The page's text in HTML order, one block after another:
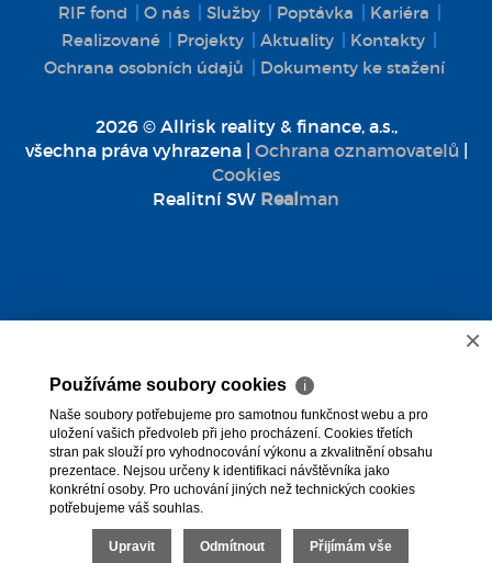
RIF fond O nás Služby Poptávka
Kariéra
Realizované
Projekty Aktuality
Kontakty
Ochrana osobních údajů
Dokumenty ke stažení
2026 © Allrisk reality & finance, a.s.,
všechna práva vyhrazena | Ochrana oznamovatelů |
Cookies
Realitní SW Realman
×
Používáme soubory cookies ℹ
Naše soubory potřebujeme pro samotnou funkčnost webu a pro
uložení vašich předvoleb při jeho procházení. Cookies třetích
stran pak slouží pro vyhodnocování výkonu a zkvalitnění obsahu
prezentace. Nejsou určeny k identifikaci návštěvníka jako
konkrétní osoby. Pro uchování jiných než technických cookies
potřebujeme váš souhlas.
Upravit Odmítnout Přijímám vše